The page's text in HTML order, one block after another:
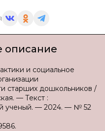
описание
и социальное
старших дошкольников /
— Текст :
ученый. — 2024. — № 52